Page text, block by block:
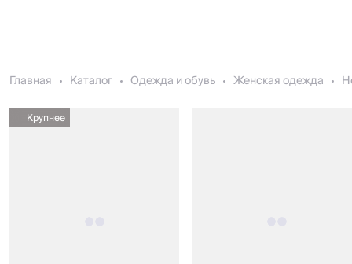
Главная Каталог Одежда и обувь Женская одежда
Крупнее